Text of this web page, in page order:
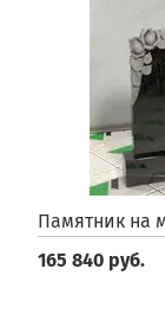
Памятник на
165 840 руб.